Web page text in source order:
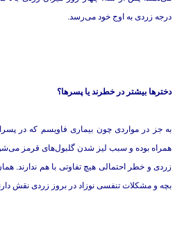
درجه زردی به اوج خود می‌رسد.
دخترها بیشتر در خطرند یا پسرها؟
به جز در مواردی چون بیماری فاویسم كه در
همراه بوده و سبب لیز شدن گلبول‌های قرمز
زردی و خطر احتمالی هیچ تفاوتی با هم ندارند.
بچه و مشكلات تنفسی نوزاد در بروز زردی نقش